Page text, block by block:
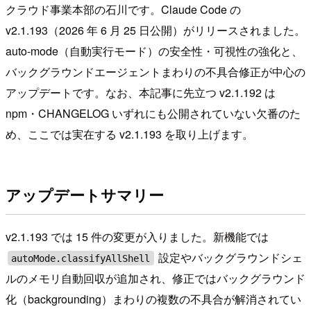
クラウド事業本部の石川です。Claude Code の
v2.1.193（2026 年 6 月 25 日公開）がリリースされました。
auto-mode（自動実行モード）の安全性・可視性の強化と、
バックグラウンドエージェントまわりの不具合修正が中心の
アップデートです。なお、本記事に先立つ v2.1.192 は
npm・CHANGELOG いずれにも公開されていない欠番のた
め、ここでは実在する v2.1.193 を取り上げます。
アップデートサマリー
v2.1.193 では 15 件の変更が入りました。新機能では
autoMode.classifyAllShell
設定やバックグラウンドシェ
ルのメモリ自動回収が追加され、修正ではバックグラウンド
化（backgrounding）まわりの複数の不具合が解消されてい